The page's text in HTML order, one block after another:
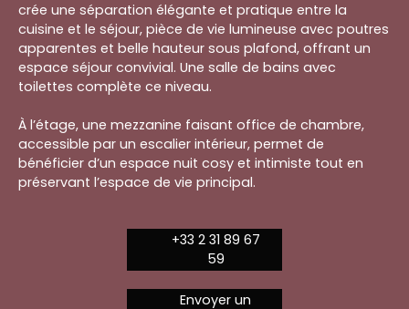
crée une séparation élégante et pratique entre la
cuisine et le séjour, pièce de vie lumineuse avec poutres
apparentes et belle hauteur sous plafond, offrant un
espace séjour convivial. Une salle de bains avec
toilettes complète ce niveau.
À l’étage, une mezzanine faisant office de chambre,
accessible par un escalier intérieur, permet de
bénéficier d’un espace nuit cosy et intimiste tout en
préservant l’espace de vie principal.
+33 2 31 89 67
59
Envoyer un